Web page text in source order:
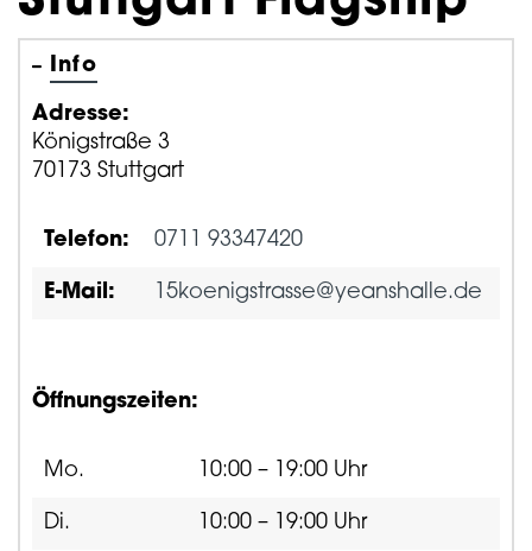
Info
Adresse:
Königstraße 3
70173 Stuttgart
Telefon: 0711 93347420
E-Mail: 15koenigstrasse@yeanshalle.de
Öffnungszeiten:
Mo. 10:00 – 19:00 Uhr
Di. 10:00 – 19:00 Uhr